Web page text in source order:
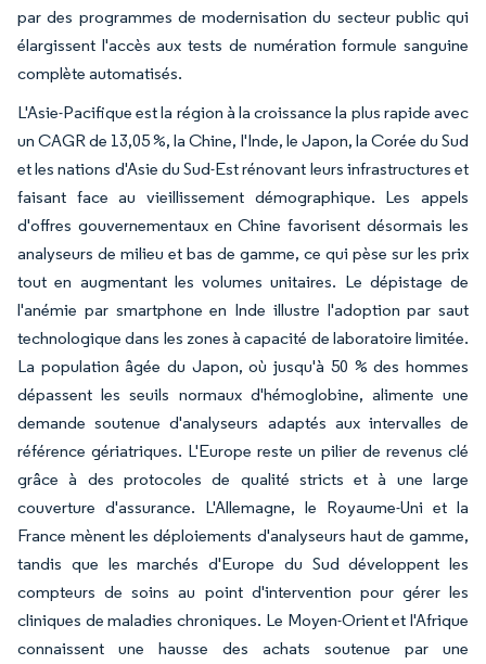
par des programmes de modernisation du secteur public qui
élargissent l'accès aux tests de numération formule sanguine
complète automatisés.
L'Asie-Pacifique est la région à la croissance la plus rapide avec
un CAGR de 13,05 %, la Chine, l'Inde, le Japon, la Corée du Sud
et les nations d'Asie du Sud-Est rénovant leurs infrastructures et
faisant face au vieillissement démographique. Les appels
d'offres gouvernementaux en Chine favorisent désormais les
analyseurs de milieu et bas de gamme, ce qui pèse sur les prix
tout en augmentant les volumes unitaires. Le dépistage de
l'anémie par smartphone en Inde illustre l'adoption par saut
technologique dans les zones à capacité de laboratoire limitée.
La population âgée du Japon, où jusqu'à 50 % des hommes
dépassent les seuils normaux d'hémoglobine, alimente une
demande soutenue d'analyseurs adaptés aux intervalles de
référence gériatriques. L'Europe reste un pilier de revenus clé
grâce à des protocoles de qualité stricts et à une large
couverture d'assurance. L'Allemagne, le Royaume-Uni et la
France mènent les déploiements d'analyseurs haut de gamme,
tandis que les marchés d'Europe du Sud développent les
compteurs de soins au point d'intervention pour gérer les
cliniques de maladies chroniques. Le Moyen-Orient et l'Afrique
connaissent une hausse des achats soutenue par une